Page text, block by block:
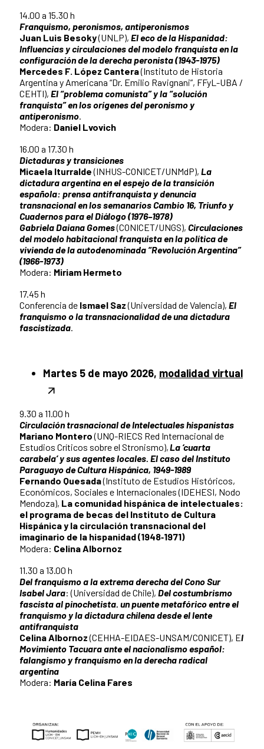
14.00 a 15.30 h
Franquismo, peronismos, antiperonismos
Juan Luis Besoky(UNLP), El eco de la Hispanidad:
Influencias y circulaciones del modelo franquista en la
configuración de la derecha peronista (1943-1975)
Mercedes F. López Cantera(Instituto de Historia
Argentina y Americana “Dr. Emilio Ravignani”, FFyL-UBA /
CEHTI), El “problema comunista” y la “solución
franquista” en los orígenes del peronismo y
antiperonismo.
Modera: Daniel Lvovich
16.00 a 17.30 h
Dictaduras y transiciones
Micaela Iturralde(INHUS-CONICET/UNMdP), La
dictadura argentina en el espejo de la transición
española: prensa antifranquista y denuncia
transnacional en los semanarios Cambio 16, Triunfo y
Cuadernos para el Diálogo (1976–1978)
Gabriela Daiana Gomes(CONICET/UNGS), Circulaciones
del modelo habitacional franquista en la política de
vivienda de la autodenominada “Revolución Argentina”
(1966-1973)
Modera: Miriam Hermeto
17.45 h
Conferencia de Ismael Saz(Universidad de Valencia), El
franquismo o la transnacionalidad de una dictadura
fascistizada.
Martes 5 de mayo 2026, modalidad virtual
9.30 a 11.00 h
Circulación trasnacional de Intelectuales hispanistas
Mariano Montero(UNQ-RIECS Red Internacional de
Estudios Críticos sobre el Stronismo),La ‘cuarta
carabela’ y sus agentes locales. El caso del Instituto
Paraguayo de Cultura Hispánica, 1949-1989
Fernando Quesada(Instituto de Estudios Históricos,
Económicos, Sociales e Internacionales (IDEHESI, Nodo
Mendoza), La comunidad hispánica de intelectuales:
el programa de becas del Instituto de Cultura
Hispánica y la circulación transnacional del
imaginario de la hispanidad (1948‑1971)
Modera: Celina Albornoz
11.30 a 13.00 h
Del franquismo a la extrema derecha del Cono Sur
Isabel Jara: (Universidad de Chile), Del costumbrismo
fascista al pinochetista. un puente metafórico entre el
franquismo y la dictadura chilena desde el lente
antifranquista
Celina Albornoz(CEHHA-EIDAES-UNSAM/CONICET), El
Movimiento Tacuara ante el nacionalismo español:
falangismo y franquismo en la derecha radical
argentina
Modera: María Celina Fares